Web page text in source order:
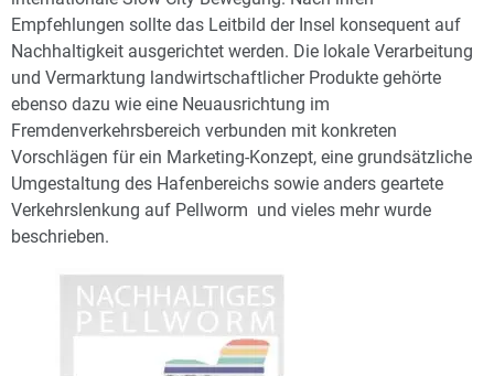
Empfehlungen sollte das Leitbild der Insel konsequent auf
Nachhaltigkeit ausgerichtet werden. Die lokale Verarbeitung
und Vermarktung landwirtschaftlicher Produkte gehörte
ebenso dazu wie eine Neuausrichtung im
Fremdenverkehrsbereich verbunden mit konkreten
Vorschlägen für ein Marketing-Konzept, eine grundsätzliche
Umgestaltung des Hafenbereichs sowie anders geartete
Verkehrslenkung auf Pellworm und vieles mehr wurde
beschrieben.